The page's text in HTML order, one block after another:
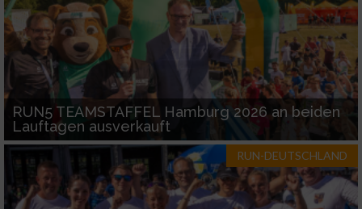
RUN5 TEAMSTAFFEL Hamburg 2026 an beiden
Lauftagen ausverkauft
RUN-DEUTSCHLAND